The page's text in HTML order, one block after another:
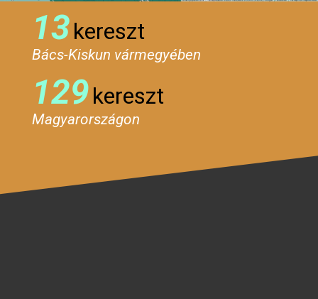
13kereszt
Bács-Kiskun vármegyében
129kereszt
Magyarországon